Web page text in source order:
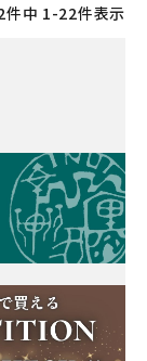
件中 1-22件表示